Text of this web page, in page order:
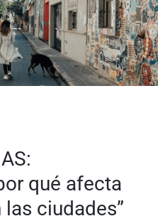
qué afecta
ciudades”